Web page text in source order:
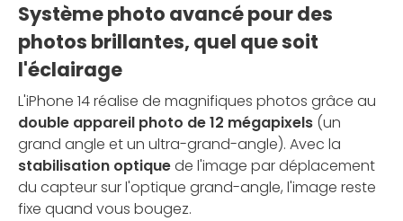
Système photo avancé pour des
photos brillantes, quel que soit
l'éclairage
L'iPhone 14 réalise de magnifiques photos grâce au
double appareil photo de 12 mégapixels (un
grand angle et un ultra-grand-angle). Avec la
stabilisation optiquede l'image par déplacement
du capteur sur l'optique grand-angle, l'image reste
fixe quand vous bougez.